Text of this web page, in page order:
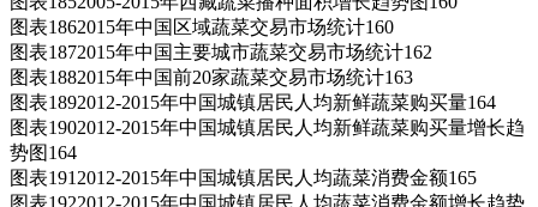
图表1862015年中国区域蔬菜交易市场统计160
图表1872015年中国主要城市蔬菜交易市场统计162
图表1882015年中国前20家蔬菜交易市场统计163
图表1892012-2015年中国城镇居民人均新鲜蔬菜购买量164
图表1902012-2015年中国城镇居民人均新鲜蔬菜购买量增长趋
势图164
图表1912012-2015年中国城镇居民人均蔬菜消费金额165
图表1922012-2015年中国城镇居民人均蔬菜消费金额增长趋势